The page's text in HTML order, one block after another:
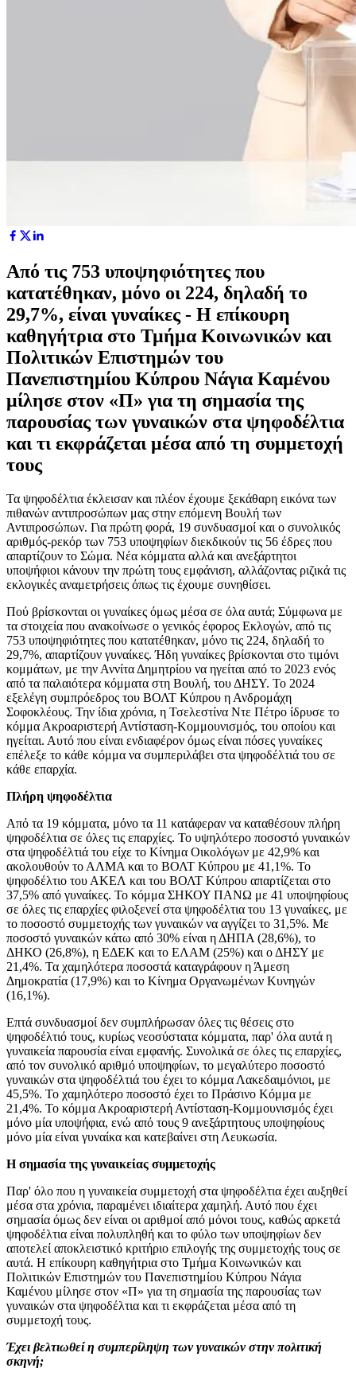
Από τις 753 υποψηφιότητες που
κατατέθηκαν, μόνο οι 224, δηλαδή το
29,7%, είναι γυναίκες - Η επίκουρη
καθηγήτρια στο Τμήμα Κοινωνικών και
Πολιτικών Επιστημών του
Πανεπιστημίου Κύπρου Νάγια Καμένου
μίλησε στον «Π» για τη σημασία της
παρουσίας των γυναικών στα ψηφοδέλτια
και τι εκφράζεται μέσα από τη συμμετοχή
τους
Τα ψηφοδέλτια έκλεισαν και πλέον έχουμε ξεκάθαρη εικόνα των
πιθανών αντιπροσώπων μας στην επόμενη Βουλή των
Αντιπροσώπων. Για πρώτη φορά, 19 συνδυασμοί και ο συνολικός
αριθμός-ρεκόρ των 753 υποψηφίων διεκδικούν τις 56 έδρες που
απαρτίζουν το Σώμα. Νέα κόμματα αλλά και ανεξάρτητοι
υποψήφιοι κάνουν την πρώτη τους εμφάνιση, αλλάζοντας ριζικά τις
εκλογικές αναμετρήσεις όπως τις έχουμε συνηθίσει.
Πού βρίσκονται οι γυναίκες όμως μέσα σε όλα αυτά; Σύμφωνα με
τα στοιχεία που ανακοίνωσε ο γενικός έφορος Εκλογών, από τις
753 υποψηφιότητες που κατατέθηκαν, μόνο τις 224, δηλαδή το
29,7%, απαρτίζουν γυναίκες. Ήδη γυναίκες βρίσκονται στο τιμόνι
κομμάτων, με την Αννίτα Δημητρίου να ηγείται από το 2023 ενός
από τα παλαιότερα κόμματα στη Βουλή, του ΔΗΣΥ. Το 2024
εξελέγη συμπρόεδρος του ΒΟΛΤ Κύπρου η Ανδρομάχη
Σοφοκλέους. Την ίδια χρόνια, η Τσελεστίνα Ντε Πέτρο ίδρυσε το
κόμμα Ακροαριστερή Αντίσταση-Κομμουνισμός, του οποίου και
ηγείται. Αυτό που είναι ενδιαφέρον όμως είναι πόσες γυναίκες
επέλεξε το κάθε κόμμα να συμπεριλάβει στα ψηφοδέλτιά του σε
κάθε επαρχία.
Πλήρη ψηφοδέλτια
Από τα 19 κόμματα, μόνο τα 11 κατάφεραν να καταθέσουν πλήρη
ψηφοδέλτια σε όλες τις επαρχίες. Το υψηλότερο ποσοστό γυναικών
στα ψηφοδέλτιά του είχε το Κίνημα Οικολόγων με 42,9% και
ακολουθούν το ΑΛΜΑ και το ΒΟΛΤ Κύπρου με 41,1%. Το
ψηφοδέλτιο του ΑΚΕΛ και του ΒΟΛΤ Κύπρου απαρτίζεται στο
37,5% από γυναίκες. Το κόμμα ΣΗΚΟΥ ΠΑΝΩ με 41 υποψηφίους
σε όλες τις επαρχίες φιλοξενεί στα ψηφοδέλτια του 13 γυναίκες, με
το ποσοστό συμμετοχής των γυναικών να αγγίζει το 31,5%. Με
ποσοστό γυναικών κάτω από 30% είναι η ΔΗΠΑ (28,6%), το
ΔΗΚΟ (26,8%), η ΕΔΕΚ και το ΕΛΑΜ (25%) και ο ΔΗΣΥ με
21,4%. Τα χαμηλότερα ποσοστά καταγράφουν η Άμεση
Δημοκρατία (17,9%) και το Κίνημα Οργανωμένων Κυνηγών
(16,1%).
Επτά συνδυασμοί δεν συμπλήρωσαν όλες τις θέσεις στο
ψηφοδέλτιό τους, κυρίως νεοσύστατα κόμματα, παρ' όλα αυτά η
γυναικεία παρουσία είναι εμφανής. Συνολικά σε όλες τις επαρχίες,
από τον συνολικό αριθμό υποψηφίων, το μεγαλύτερο ποσοστό
γυναικών στα ψηφοδέλτιά του έχει το κόμμα Λακεδαιμόνιοι, με
45,5%. Το χαμηλότερο ποσοστό έχει το Πράσινο Κόμμα με
21,4%. Το κόμμα Ακροαριστερή Αντίσταση-Κομμουνισμός έχει
μόνο μία υποψήφια, ενώ από τους 9 ανεξάρτητους υποψηφίους
μόνο μία είναι γυναίκα και κατεβαίνει στη Λευκωσία.
Η σημασία της γυναικείας συμμετοχής
Παρ' όλο που η γυναικεία συμμετοχή στα ψηφοδέλτια έχει αυξηθεί
μέσα στα χρόνια, παραμένει ιδιαίτερα χαμηλή. Αυτό που έχει
σημασία όμως δεν είναι οι αριθμοί από μόνοι τους, καθώς αρκετά
ψηφοδέλτια είναι πολυπληθή και το φύλο των υποψηφίων δεν
αποτελεί αποκλειστικό κριτήριο επιλογής της συμμετοχής τους σε
αυτά. Η επίκουρη καθηγήτρια στο Τμήμα Κοινωνικών και
Πολιτικών Επιστημών του Πανεπιστημίου Κύπρου Νάγια
Καμένου μίλησε στον «Π» για τη σημασία της παρουσίας των
γυναικών στα ψηφοδέλτια και τι εκφράζεται μέσα από τη
συμμετοχή τους.
Έχει βελτιωθεί η συμπερίληψη των γυναικών στην πολιτική
σκηνή;